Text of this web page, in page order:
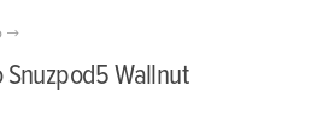
Snuzpod5 Wallnut